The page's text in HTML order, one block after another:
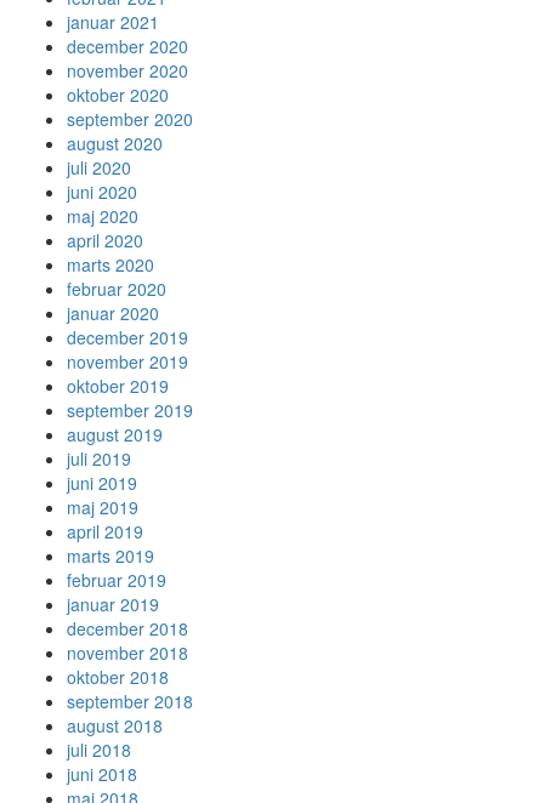
januar 2021
december 2020
november 2020
oktober 2020
september 2020
august 2020
juli 2020
juni 2020
maj 2020
april 2020
marts 2020
februar 2020
januar 2020
december 2019
november 2019
oktober 2019
september 2019
august 2019
juli 2019
juni 2019
maj 2019
april 2019
marts 2019
februar 2019
januar 2019
december 2018
november 2018
oktober 2018
september 2018
august 2018
juli 2018
juni 2018
maj 2018